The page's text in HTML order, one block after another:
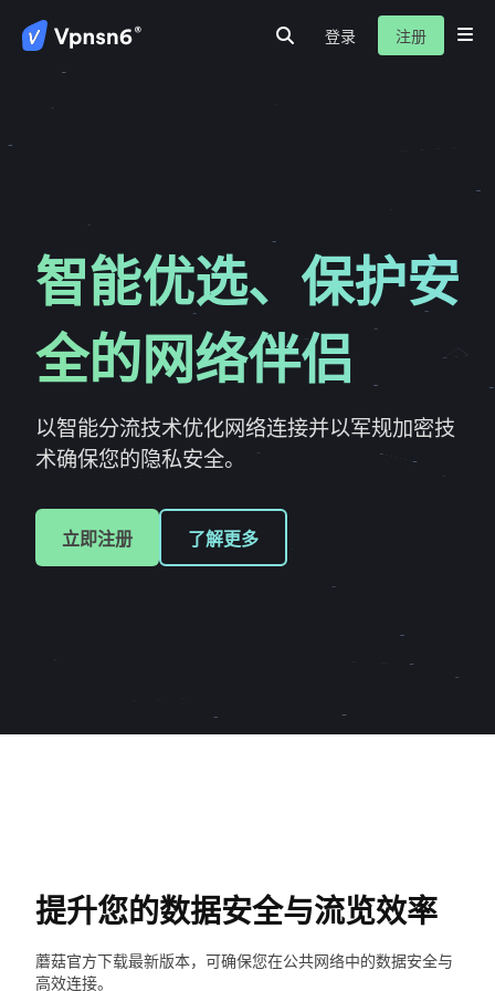
安全隐私
数据保护
服务介绍
新闻动态
关于我们
登录 注册
智能优选、保护安
全的网络伴侣
以智能分流技术优化网络连接并以军规加密技
术确保您的隐私安全。
立即注册 了解更多
提升您的数据安全与流览效率
蘑菇官方下载最新版本，可确保您在公共网络中的数据安全与
高效连接。